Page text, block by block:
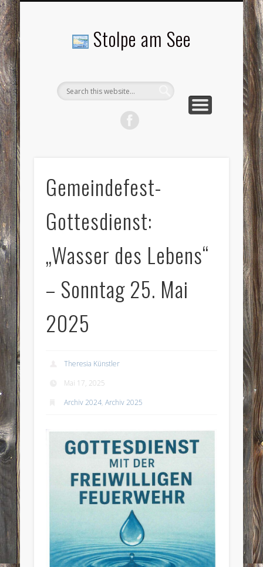
Stolpe am See
Gemeindefest-
Gottesdienst:
„Wasser des Lebens“
– Sonntag 25. Mai
2025
Theresia Künstler
Mai 17, 2025
Archiv 2024,Archiv 2025